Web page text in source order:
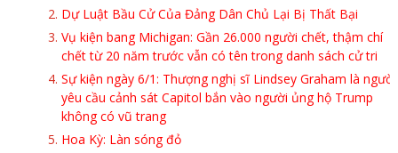
Dự Luật Bầu Cử Của Đảng Dân Chủ Lại Bị Thất Bại
Vụ kiện bang Michigan: Gần 26.000 người chết, thậm chí
chết từ 20 năm trước vẫn có tên trong danh sách cử tri
Sự kiện ngày 6/1: Thượng nghị sĩ Lindsey Graham là người
yêu cầu cảnh sát Capitol bắn vào người ủng hộ Trump
không có vũ trang
Hoa Kỳ: Làn sóng đỏ